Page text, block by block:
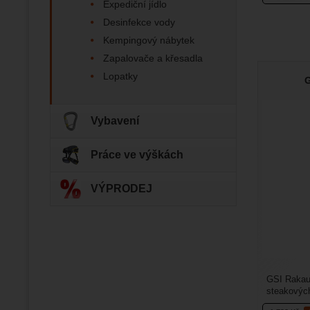
GSI
Expediční jídlo
Desinfekce vody
Kempingový nábytek
Zapalovače a křesadla
Lopatky
Vybavení
Práce ve výškách
VÝPRODEJ